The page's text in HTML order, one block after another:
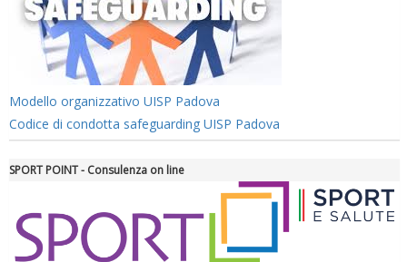
Ddl Lobby, Uisp: “Il Parlamento valorizzi le nostre specificità"
Modello organizzativo UISP Padova
Codice di condotta safeguarding UISP Padova
SPORT POINT - Consulenza on line